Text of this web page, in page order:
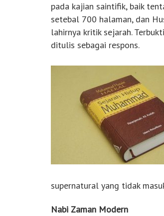
pada kajian saintifik, baik
setebal 700 halaman, dan
lahirnya kritik sejarah.
ditulis sebagai respons.
supernatural yang tidak
Nabi Zaman Modern